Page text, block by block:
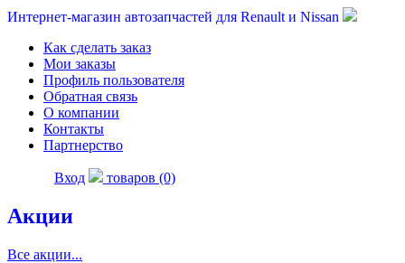
Интернет-магазин автозапчастей для Renault и Nissan
Как сделать заказ
Мои заказы
Профиль пользователя
Обратная связь
О компании
Контакты
Партнерство
Вход товаров (0)
Акции
Все акции...